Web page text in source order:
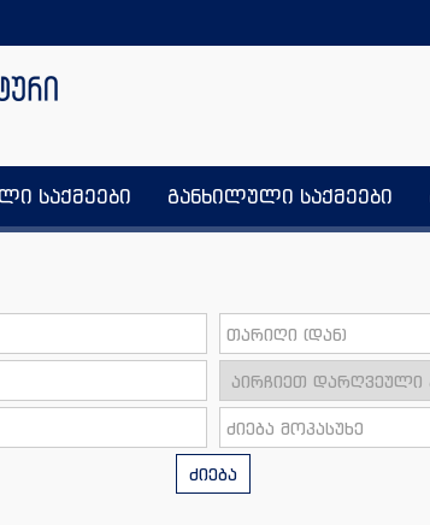
საქმეები განხილული საქმეები
ძიება